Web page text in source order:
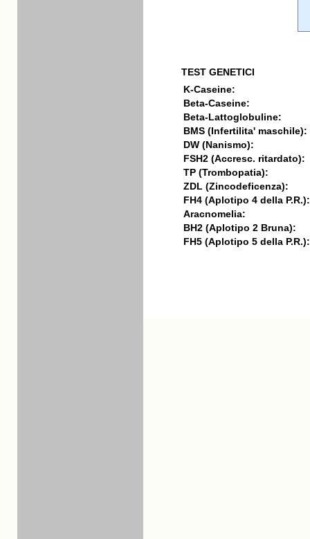
TEST GENETICI
K-Caseine:
Beta-Caseine:
Beta-Lattoglobuline:
BMS (Infertilita' maschile):
DW (Nanismo):
FSH2 (Accresc. ritardato):
TP (Trombopatia):
ZDL (Zincodeficenza):
FH4 (Aplotipo 4 della P.R.):
Aracnomelia:
BH2 (Aplotipo 2 Bruna):
FH5 (Aplotipo 5 della P.R.):